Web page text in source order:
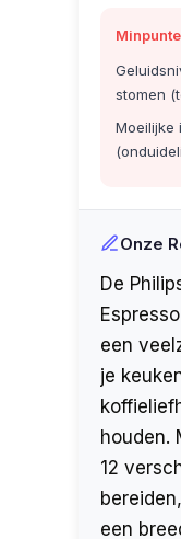
stomen
Moeilijke
Onze
De
een
je
houden.
12
een